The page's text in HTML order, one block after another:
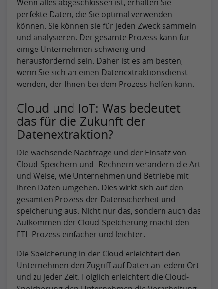
Wenn alles abgeschlossen ist, erhalten Sie
perfekte Daten, die Sie optimal verwenden
können. Sie können sie für jeden Zweck sammeln
und analysieren. Der gesamte Prozess kann für
einige Unternehmen schwierig und
herausfordernd sein. Daher ist es am besten,
wenn Sie sich an einen Datenextraktionsdienst
wenden, der Ihnen bei dem Prozess helfen kann.
Cloud und IoT: Was bedeutet
das für die Zukunft der
Datenextraktion?
Die wachsende Nachfrage und der Einsatz von
Cloud-Speichern und -Rechnern verändern die Art
und Weise, wie Unternehmen und Betriebe mit
ihren Daten umgehen. Dies wirkt sich auf den
gesamten Prozess der Datensicherheit und -
speicherung aus. Nicht nur das, sondern auch das
Aufkommen der Cloud-Speicherung macht den
ETL-Prozess einfacher und leichter.
Die Speicherung in der Cloud erleichtert den
Unternehmen den Zugriff auf Daten an jedem Ort
und zu jeder Zeit. Folglich erleichtert die Cloud-